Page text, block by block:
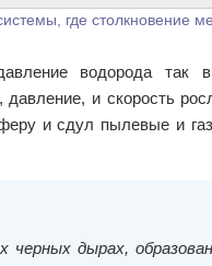
где столкновение
водорода так
и скорость
и сдул пылевые и
черных дырах,